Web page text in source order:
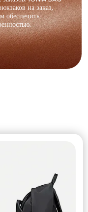
на заказ,
обеспечить